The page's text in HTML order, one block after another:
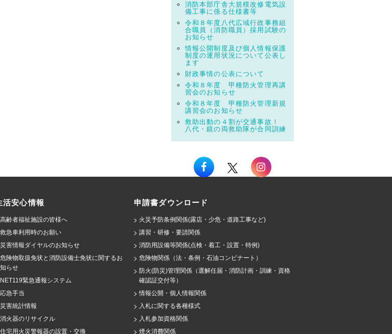
消防本部庁舎大規模改修電気設
備工事に係る仕様書等
令和８年度八代広域行政事務組
合職員（消防職員）採用試験の
お知らせ
情報公開制度及び個人情報保護
制度の運用状況について公表し
ます
財政事情の公表について
令和８年度 甲種防火管理再講
習会のお知らせ
令和８年度 甲種防火管理新規
講習会のお知らせ
救助出動の４割が交通事故！
八代・鏡の両救助隊が合同訓練
活安心情報
高齢者福祉施設の皆様へ
救急車利用時のお願い
災害情報ダイヤルのお知らせ
危険物取扱免状と消防設備士免状に関するお
知らせ
NET119緊急通報システム
応急手当
災害統計情報
消火器のリサイクル
住宅用火災警報器の設置・交換
申請書ダウンロード
火災予防条例関係(露店・少危・道路工事など)
講習・研修・要請関係
消防用設備等関係(点検・着工・設置・特例)
危険物関係（法・条例・石油コンビナート）
防火(防災)管理関係（選解任届・消防計画・訓練・資格
確認証交付等）
情報公開・個人情報関係
入札に関する各種様式
入札参加資格関係
煙火消費関係